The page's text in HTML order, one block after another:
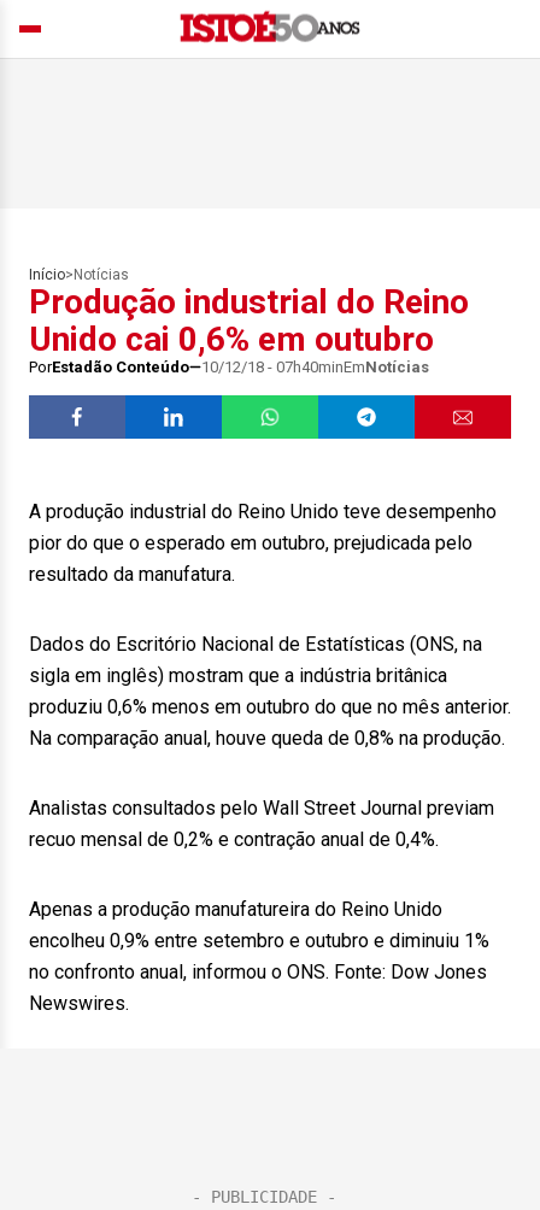
Início> Notícias
Produção industrial do Reino
Unido cai 0,6% em outubro
PorEstadão Conteúdo 10/12/18 - 07h40minEmNotícias
A produção industrial do Reino Unido teve desempenho
pior do que o esperado em outubro, prejudicada pelo
resultado da manufatura.
Dados do Escritório Nacional de Estatísticas (ONS, na
sigla em inglês) mostram que a indústria britânica
produziu 0,6% menos em outubro do que no mês anterior.
Na comparação anual, houve queda de 0,8% na produção.
Analistas consultados pelo Wall Street Journal previam
recuo mensal de 0,2% e contração anual de 0,4%.
Apenas a produção manufatureira do Reino Unido
encolheu 0,9% entre setembro e outubro e diminuiu 1%
no confronto anual, informou o ONS. Fonte: Dow Jones
Newswires.